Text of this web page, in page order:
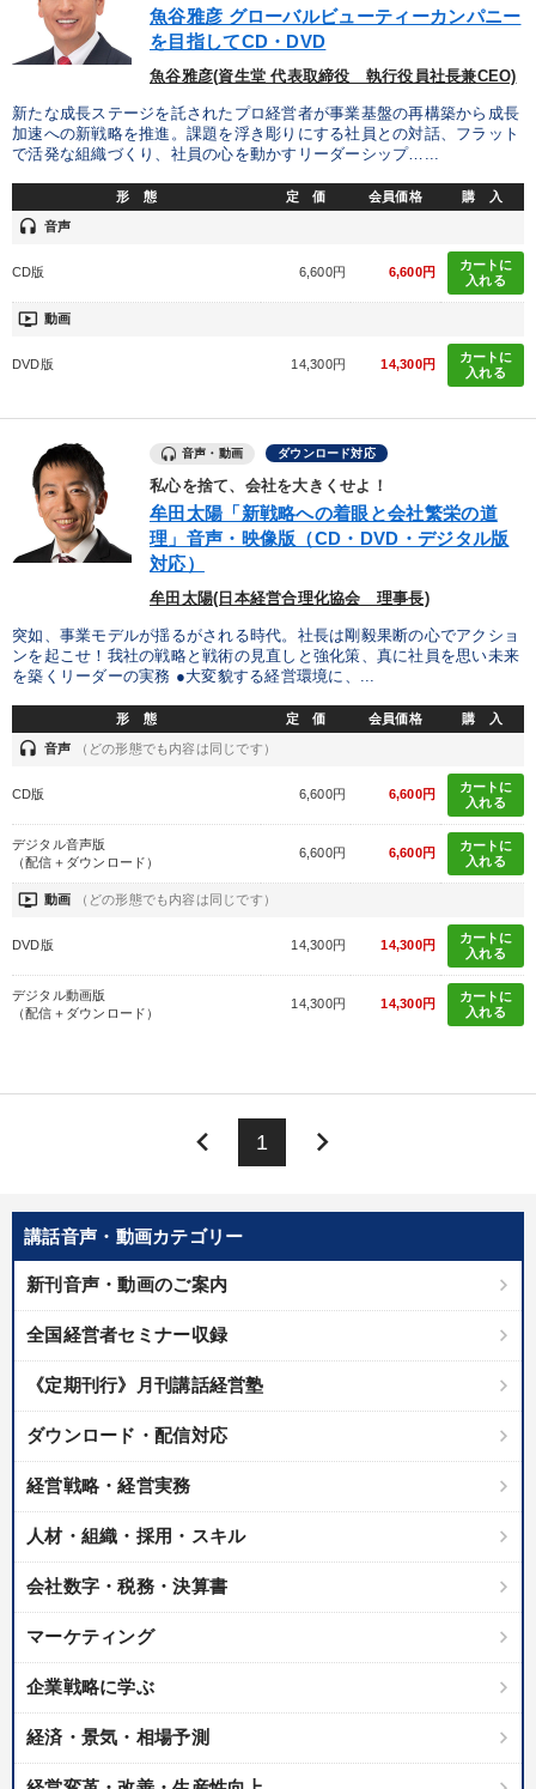
講話音声・動画カテゴリー
新刊音声・動画のご案内
全国経営者セミナー収録
《定期刊行》月刊講話経営塾
ダウンロード・配信対応
経営戦略・経営実務
人材・組織・採用・スキル
会社数字・税務・決算書
マーケティング
企業戦略に学ぶ
経済・景気・相場予測
魚谷雅彦 グローバルビューティーカンパニー
を目指してCD・DVD
魚谷雅彦(資生堂 代表取締役 執行役員社長兼CEO)
新たな成長ステージを託されたプロ経営者が事業基盤の再構築から成長
加速への新戦略を推進。課題を浮き彫りにする社員との対話、フラット
で活発な組織づくり、社員の心を動かすリーダーシップ…...
形 態 定 価 会員価格 購 入
headset 音声
CD版 6,600円 6,600円
カートに
入れる
ondemand_video 動画
DVD版 14,300円 14,300円
カートに
入れる
音声・動画 ダウンロード対応
私心を捨て、会社を大きくせよ！
牟田太陽「新戦略への着眼と会社繁栄の道
理」音声・映像版（CD・DVD・デジタル版
対応）
牟田太陽(日本経営合理化協会 理事長)
突如、事業モデルが揺るがされる時代。社長は剛毅果断の心でアクショ
ンを起こせ！我社の戦略と戦術の見直しと強化策、真に社員を思い未来
を築くリーダーの実務 ●大変貌する経営環境に、...
形 態 定 価 会員価格 購 入
headset 音声 （どの形態でも内容は同じです）
CD版 6,600円 6,600円
カートに
入れる
デジタル音声版
（配信＋ダウンロード）
6,600円 6,600円
カートに
入れる
ondemand_video 動画 （どの形態でも内容は同じです）
DVD版 14,300円 14,300円
カートに
入れる
デジタル動画版
（配信＋ダウンロード）
14,300円 14,300円
カートに
入れる
keyboard_arrow_left 1 keyboard_arrow_right